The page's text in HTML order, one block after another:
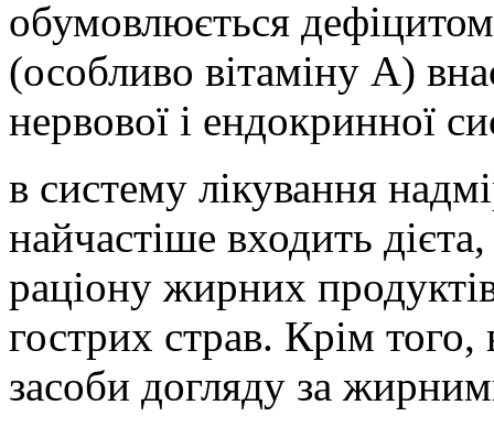
обумовлюється дефіцитом
(особливо вітаміну А)
нервової і ендокринної
в систему лікування
найчастіше входить
раціону жирних
гострих страв. Крім
засоби догляду за